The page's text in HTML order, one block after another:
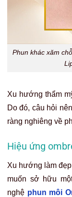
Phun khác xăm
Xu hướng thẩm
Do đó, câu hỏi
ràng nghiêng về
Hiệu ứng
Xu hướng làm
muốn sở hữu
nghệ phun môi